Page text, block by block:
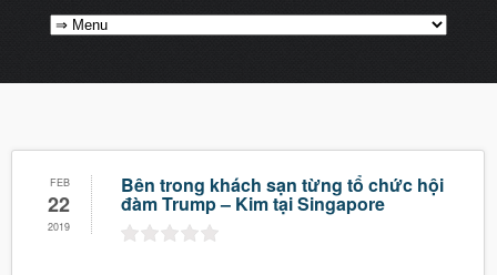
FEB
22
2019
Bên trong khách sạn từng tổ chức hội
đàm Trump – Kim tại Singapore